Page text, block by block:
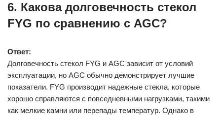
6. Какова долговечность стекол
FYG по сравнению с AGC?
Ответ:
Долговечность стекол FYG и AGC зависит от условий
эксплуатации, но AGC обычно демонстрирует лучшие
показатели. FYG производит надежные стекла, которые
хорошо справляются с повседневными нагрузками, такими
как мелкие камни или перепады температур. Однако в